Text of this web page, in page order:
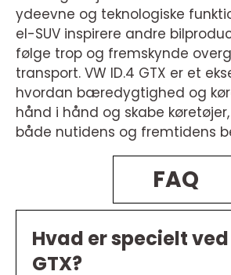
ydeevne og teknologiske
el-SUV inspirere andre
følge trop og fremskynde
transport. VW ID.4 GTX er et
hvordan bæredygtighed og
hånd i hånd og skabe
både nutidens og fremtidens
FAQ
Hvad er specielt ved
GTX?